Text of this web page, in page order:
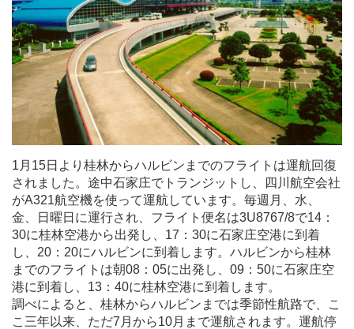
1月15日より桂林からハルビンまでのフライトは運航回復
されました。途中石家庄でトランジットし、四川航空会社
がA321航空機を使って運航しています。毎週月、水、
金、日曜日に運行され、フライト便名は3U8767/8で14：
30に桂林空港から出発し、17：30に石家庄空港に到着
し、20：20にハルビンに到着します。ハルビンから桂林
までのフライトは朝08：05に出発し、09：50に石家庄空
港に到着し、13：40に桂林空港に到着します。
調べによると、桂林からハルビンまでは季節性航路で、こ
こ三年以来、ただ7月から10月まで運航されます。運航停